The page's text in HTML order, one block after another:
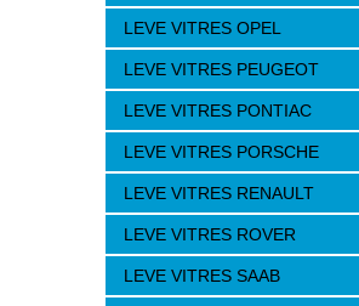
LEVE VITRES OPEL
LEVE VITRES PEUGEOT
LEVE VITRES PONTIAC
LEVE VITRES PORSCHE
LEVE VITRES RENAULT
LEVE VITRES ROVER
LEVE VITRES SAAB